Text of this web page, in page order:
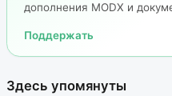
дополнения MODX и
Поддержать
Здесь упомянуты